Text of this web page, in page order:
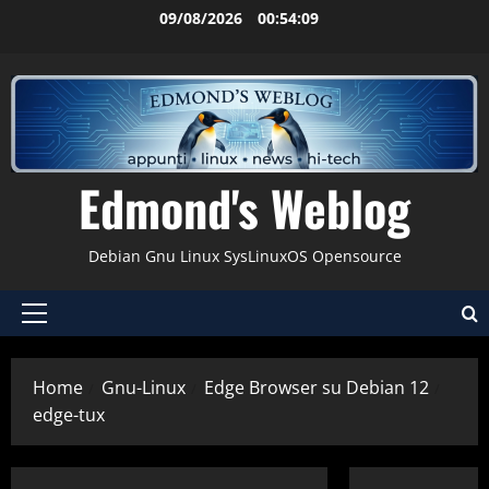
09/08/2026 00:54:10
Edmond's Weblog
Debian Gnu Linux SysLinuxOS Opensource
Menu
Home Gnu-Linux
Edge Browser su Debian 12
edge-tux